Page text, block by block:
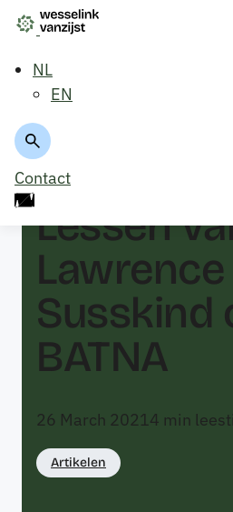
NL
EN
Contact
Lessen
Lawrence
Susskind
BATNA
26 March 20214 min
Artikelen